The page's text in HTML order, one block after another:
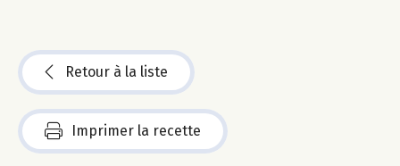
Retour à la liste
Imprimer la recette